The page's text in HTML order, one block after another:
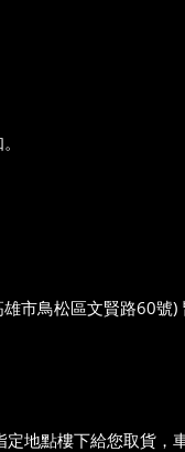
市鳥松區文賢路60號)
點樓下給您取貨，車